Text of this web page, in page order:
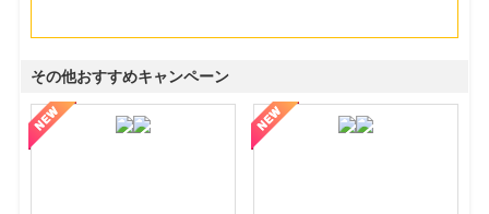
その他おすすめキャンペーン